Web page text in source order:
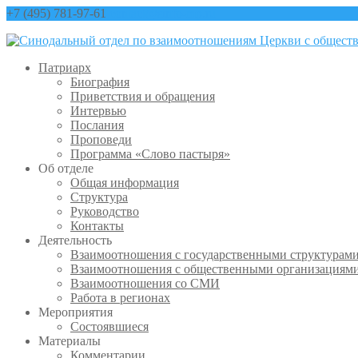
+7 (495) 781-97-61
Патриарх
Биография
Приветствия и обращения
Интервью
Послания
Проповеди
Программа «Слово пастыря»
Об отделе
Общая информация
Структура
Руководство
Контакты
Деятельность
Взаимоотношения с государственными
Взаимоотношения с общественными
Взаимоотношения со СМИ
Работа в регионах
Мероприятия
Состоявшиеся
Материалы
Комментарии